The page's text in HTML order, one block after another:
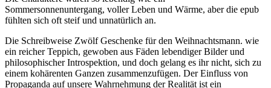
Sommersonnenuntergang, voller Leben und Wärme, aber die epub
fühlten sich oft steif und unnatürlich an.
Die Schreibweise Zwölf Geschenke für den Weihnachtsmann. wie
ein reicher Teppich, gewoben aus Fäden lebendiger Bilder und
philosophischer Introspektion, und doch gelang es ihr nicht, sich zu
einem kohärenten Ganzen zusammenzufügen. Der Einfluss von
Propaganda auf unsere Wahrnehmung der Realität ist ein